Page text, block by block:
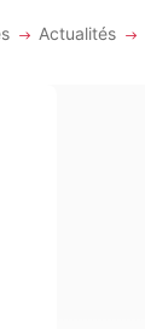
Actualités